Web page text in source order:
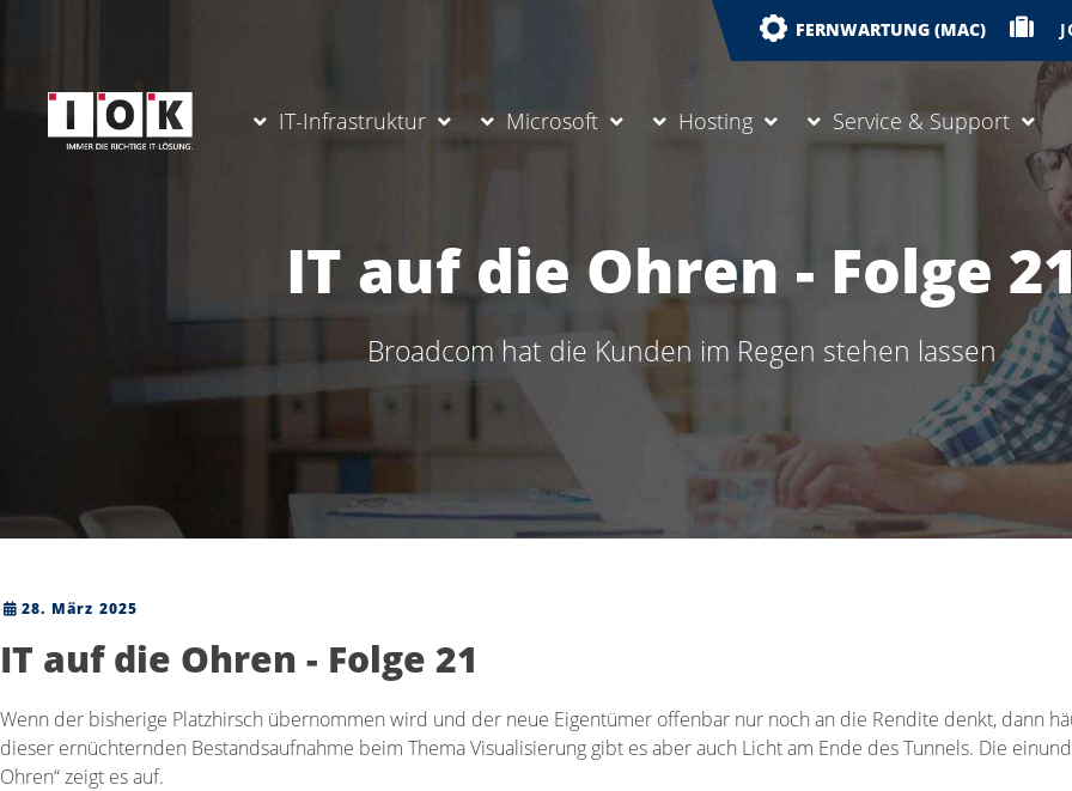
FERNWARTUNG (MAC)
IT-Infrastruktur Microsoft Hosting Service & Support
IT auf die Ohren - Folge
Broadcom hat die Kunden im Regen stehen lassen
28. März 2025
IT auf die Ohren - Folge 21
Wenn der bisherige Platzhirsch übernommen wird und der neue Eigentümer offenbar nur noch an die Rendite denkt, dann
dieser ernüchternden Bestandsaufnahme beim Thema Visualisierung gibt es aber auch Licht am Ende des Tunnels. Die
Ohren“ zeigt es auf.